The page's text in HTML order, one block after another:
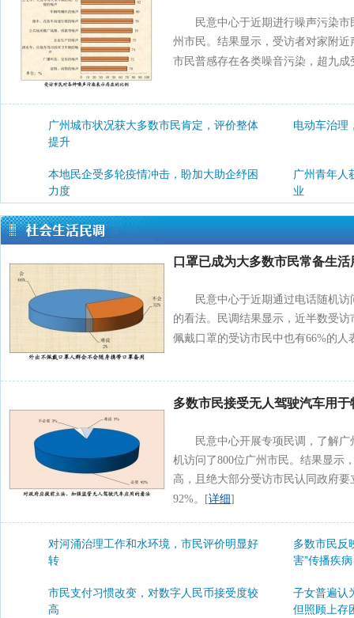
民意中心于近期进行噪声污染
州市民。结果显示，受访者对家附
市民普感存在各类噪音污染，超九
广州城市状况获大多数市民肯定，评价整体
提升
电动车治理
本地民企受多轮疫情冲击，盼加大助企纾困
力度
广州青年人
业
企业经营未恢复2019年水平，盼继续获政策
扶持
口罩已成为大多数市民常备生活
民意中心于近期通过电话随机
的看法。民调结果显示，近半数受
佩戴口罩的受访市民中也有66%的
多数市民接受无人驾驶汽车用于
民意中心开展专项民调，了解
机访问了800位广州市民。结果显示
高，且绝大部分受访市民认同政府
92%。[详细]
对河涌治理工作和水环境，市民评价明显好
转
多数市民反
害”传播疾病
市民支付习惯改变，对数字人民币接受度较
高
子女普遍认
但照顾上存